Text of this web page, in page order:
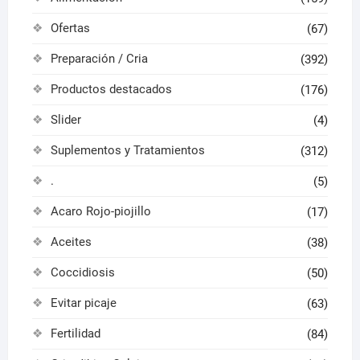
Ofertas (67)
Preparación / Cria (392)
Productos destacados (176)
Slider (4)
Suplementos y Tratamientos (312)
. (5)
Acaro Rojo-piojillo (17)
Aceites (38)
Coccidiosis (50)
Evitar picaje (63)
Fertilidad (84)